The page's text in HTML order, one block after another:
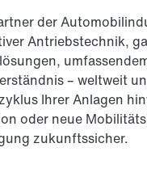
der
Antriebstechnik,
– weltweit
Ihrer Anlagen
oder neue
zukunftssicher.